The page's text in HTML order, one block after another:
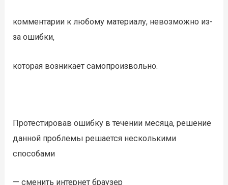
комментарии к любому материалу, невозможно из-
за ошибки,
которая возникает самопроизвольно.
Протестировав ошибку в течении месяца, решение
данной проблемы решается несколькими
способами
— сменить интернет браузер